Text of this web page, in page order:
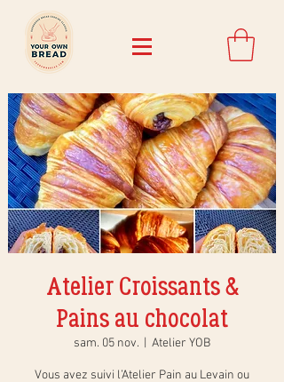
Atelier Croissants &
Pains au chocolat
sam. 05 nov. Atelier YOB
Vous avez suivi l’Atelier Pain au Levain ou